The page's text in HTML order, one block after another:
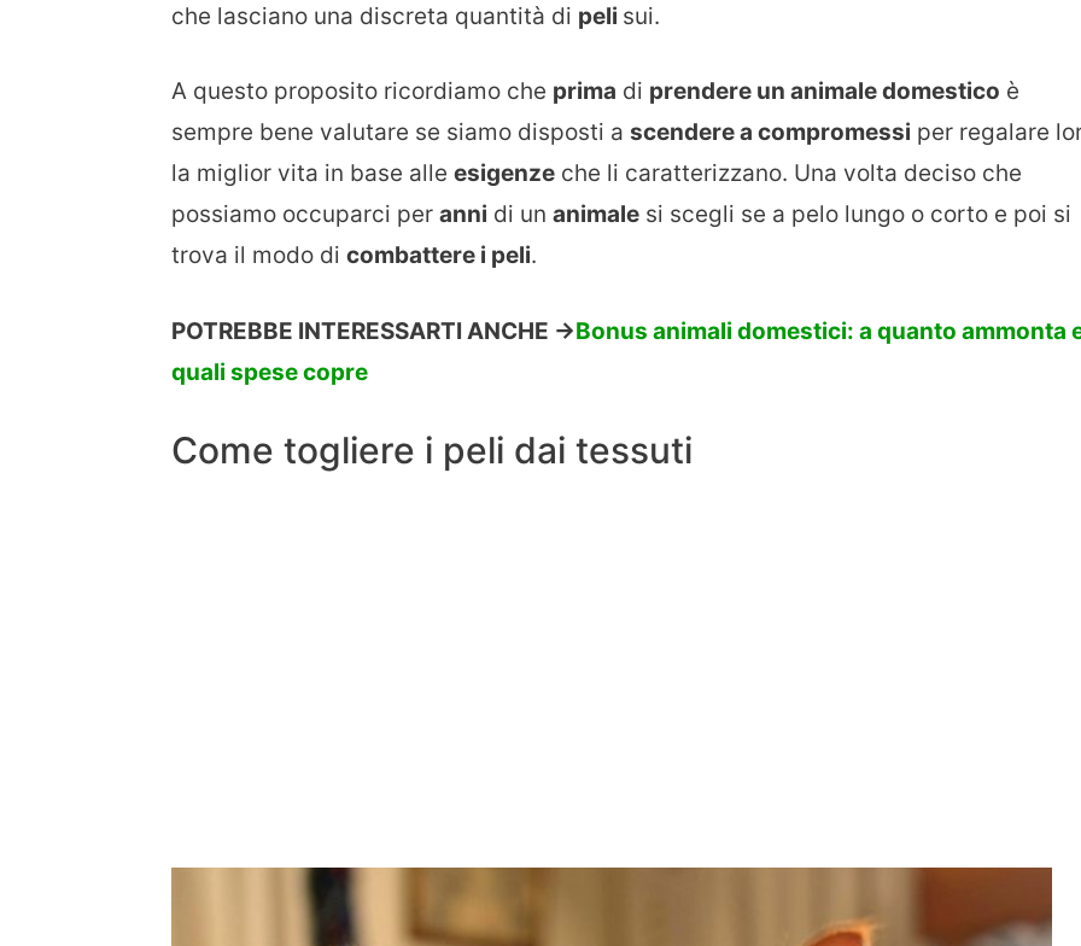
che lasciano una discreta quantità di peli sui.
A questo proposito ricordiamo che prima di prendere un animale domestico è
sempre bene valutare se siamo disposti a scendere a compromessi per regalare
la miglior vita in base alle esigenze che li caratterizzano. Una volta deciso che
possiamo occuparci per anni di un animale si scegli se a pelo lungo o corto e poi si
trova il modo di combattere i peli.
POTREBBE INTERESSARTI ANCHE ->Bonus animali domestici: a quanto ammonta
quali spese copre
Come togliere i peli dai tessuti